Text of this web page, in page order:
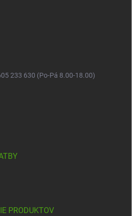
233 630 (Po-Pá 8.00-18.00)
PRODUKTOV